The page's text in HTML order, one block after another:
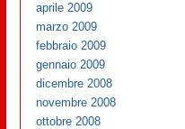
aprile 2009
marzo 2009
febbraio 2009
gennaio 2009
dicembre 2008
novembre 2008
ottobre 2008